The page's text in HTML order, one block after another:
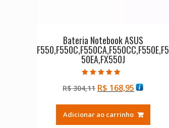
Bateria Notebook ASUS
F550,F550C,F550CA,F550CC,F550E,F5
50EA,FX550J
4.50
de 5
R$304,11 O
original
era:
R$ 168,95O
atual
é:
Adicionar ao carrinho